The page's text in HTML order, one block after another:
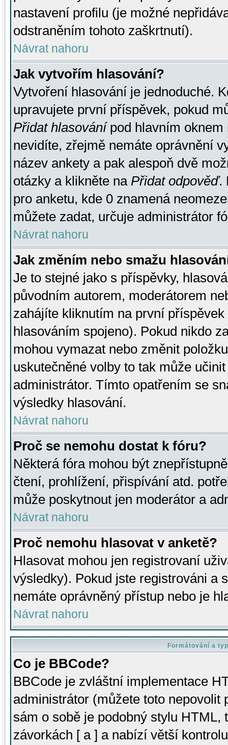
nastavení profilu (je možné
odstraněním tohoto zaškrtnutí).
Návrat nahoru
Jak vytvořím hlasování?
Vytvoření hlasování je jednoduché.
upravujete první příspěvek, pokud
Přidat hlasovánípod hlavním oknem
nevidíte, zřejmě nemáte oprávnění
název ankety a pak alespoň dvě
otázky a klikněte na Přidat odpověď.
pro anketu, kde 0 znamená
můžete zadat, určuje administrátor
Návrat nahoru
Jak změním nebo smažu
Je to stejné jako s příspěvky,
původním autorem, moderátorem
zahájíte kliknutím na první
hlasováním spojeno). Pokud nikdo
mohou vymazat nebo změnit
uskutečněné volby to tak může
administrátor. Tímto opatřením se
výsledky hlasování.
Návrat nahoru
Proč se nemohu dostat k fóru?
Některá fóra mohou být
čtení, prohlížení, přispívání atd.
může poskytnout jen moderátor a
Návrat nahoru
Proč nemohu hlasovat v anketě?
Hlasovat mohou jen registrovaní
výsledky). Pokud jste registrováni a
nemáte oprávněný přístup nebo je
Návrat nahoru
Formátování a
Co je BBCode?
BBCode je zvláštní implementace
administrátor (můžete toto
sám o sobě je podobný stylu HTML,
závorkách [ a ] a nabízí větší